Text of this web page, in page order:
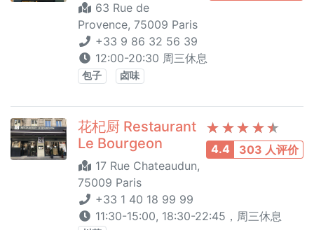
63 Rue de
Provence, 75009 Paris
+33 9 86 32 56 39
12:00-20:30 周三休息
包子 卤味
4.4 303 人评价
花杞厨 Restaurant
Le Bourgeon
17 Rue Chateaudun,
75009 Paris
+33 1 40 18 99 99
11:30-15:00, 18:30-22:45，周三休息